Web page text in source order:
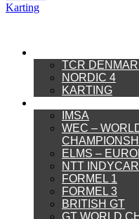
Karting
TCR
NORDIC 4
KARTING
IMSA
WEC –
ELMS –
NTT
FORMEL 1
FORMEL 3
BRITISH GT
GT WORLD